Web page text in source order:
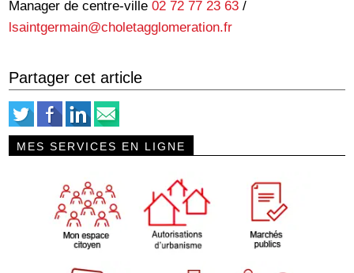
Manager de centre-ville02 72 77 23 63 /
lsaintgermain@choletagglomeration.fr
Partager cet article
MES SERVICES EN LIGNE